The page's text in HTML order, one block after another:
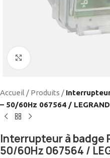
Accueil / Produits /
– 50/60Hz 067564 / LEGRAND
Interrupteur à badge
50/60Hz 067564 /